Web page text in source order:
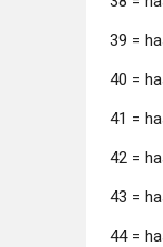
39 =
40 =
41 =
42 =
43 =
44 =